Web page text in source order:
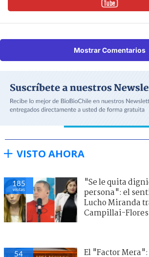
Mostrar Comentarios
VISTO AHORA
185
visitas
"Se le quita
persona": el
Lucho Miranda
Campillai-Flores
54
El "Factor